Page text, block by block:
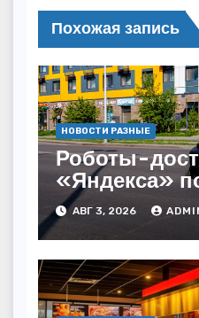
Похожая запись
НОВОСТИ РАЗНЫЕ
Роботы-
«Яндекса»
Казахстане
АВГ 3, 2026